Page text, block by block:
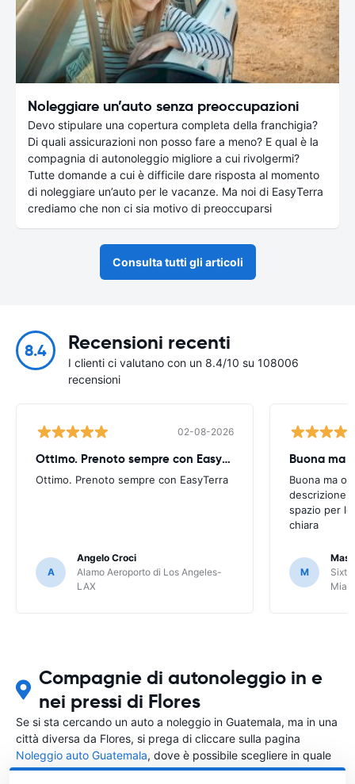
Noleggiare un’auto senza preoccupazioni
Devo stipulare una copertura completa della franchigia?
Di quali assicurazioni non posso fare a meno? E qual è la
compagnia di autonoleggio migliore a cui rivolgermi?
Tutte domande a cui è difficile dare risposta al momento
di noleggiare un’auto per le vacanze. Ma noi di EasyTerra
crediamo che non ci sia motivo di preoccuparsi
Consulta tutti gli articoli
8.4 Recensioni recenti
I clienti ci valutano con un 8.4/10 su 108006
recensioni
02-08-2026
Ottimo. Prenoto sempre con EasyTerra
Ottimo. Prenoto sempre con EasyTerra
A
Angelo Croci
Alamo Aeroporto di Los Angeles-
LAX
Buona ma
Buona ma
descrizione
spazio per
chiara
M
Sixt
Compagnie di autonoleggio in e
nei pressi di Flores
Se si sta cercando un auto a noleggio in Guatemala, ma in una
città diversa da Flores, si prega di cliccare sulla pagina
Noleggio auto Guatemala, dove è possibile scegliere in quale
città in Guatemala si vuole noleggiare l'auto.